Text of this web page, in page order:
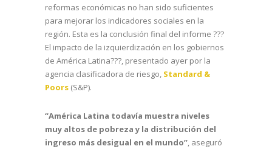
reformas económicas no han sido suficientes
para mejorar los indicadores sociales en la
región. Esta es la conclusión final del informe ???
El impacto de la izquierdización en los gobiernos
de América Latina???, presentado ayer por la
agencia clasificadora de riesgo, Standard &
Poors (S&P).
“América Latina todavía muestra niveles
muy altos de pobreza y la distribución del
ingreso más desigual en el mundo”, aseguró